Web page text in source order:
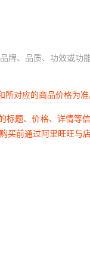
牌、品质、功效或功能
对应的商品价格为准
题、价格、详情等
前通过阿里旺旺